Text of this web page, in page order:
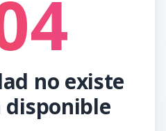
no existe
disponible